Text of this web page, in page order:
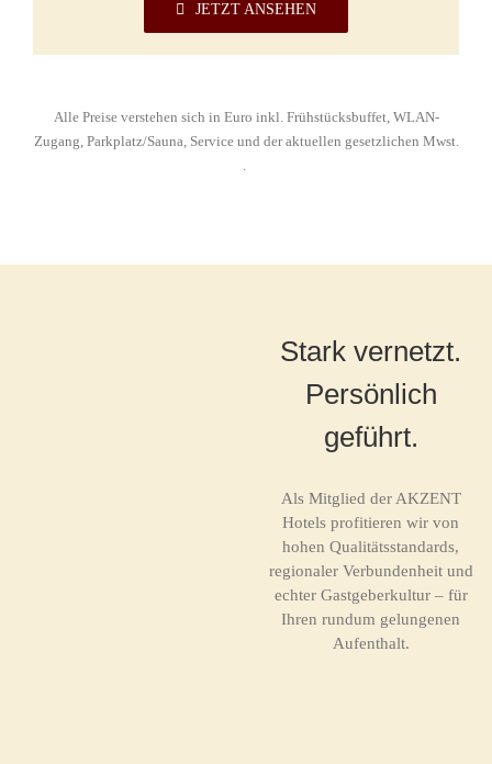
JETZT ANSEHEN
Alle Preise verstehen sich in Euro inkl. Frühstücksbuffet, WLAN-
Zugang, Parkplatz/Sauna, Service und der aktuellen gesetzlichen Mwst.
.
Stark vernetzt.
Persönlich
geführt.
Als Mitglied der AKZENT
Hotels profitieren wir von
hohen Qualitätsstandards,
regionaler Verbundenheit und
echter Gastgeberkultur – für
Ihren rundum gelungenen
Aufenthalt.